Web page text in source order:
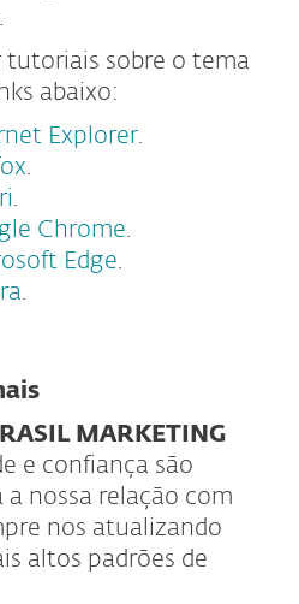
tutoriais sobre o tema
abaixo:
Explorer.
.
.
Chrome.
Edge.
.
MARKETING
e confiança são
nossa relação com
nos atualizando
altos padrões de